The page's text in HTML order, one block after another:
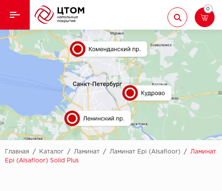
Назад
Кварцвиниловая плитка
Назад
Aberhof
Adelar
Alfa
AllureFloor
Alpine floor
Ламинат
Ковролин
Линолеум
Паркет
0
Главная / Каталог / Ламинат / Ламинат Epi (Alsafloor) /
Ламинат
Epi (Alsafloor) Solid Plus